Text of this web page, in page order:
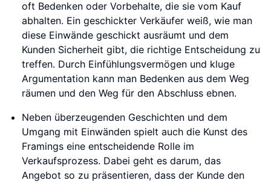
oft Bedenken oder Vorbehalte, die sie vom Kauf
abhalten. Ein geschickter Verkäufer weiß, wie man
diese Einwände geschickt ausräumt und dem
Kunden Sicherheit gibt, die richtige Entscheidung zu
treffen. Durch Einfühlungsvermögen und kluge
Argumentation kann man Bedenken aus dem Weg
räumen und den Weg für den Abschluss ebnen.
Neben überzeugenden Geschichten und dem
Umgang mit Einwänden spielt auch die Kunst des
Framings eine entscheidende Rolle im
Verkaufsprozess. Dabei geht es darum, das
Angebot so zu präsentieren, dass der Kunde den